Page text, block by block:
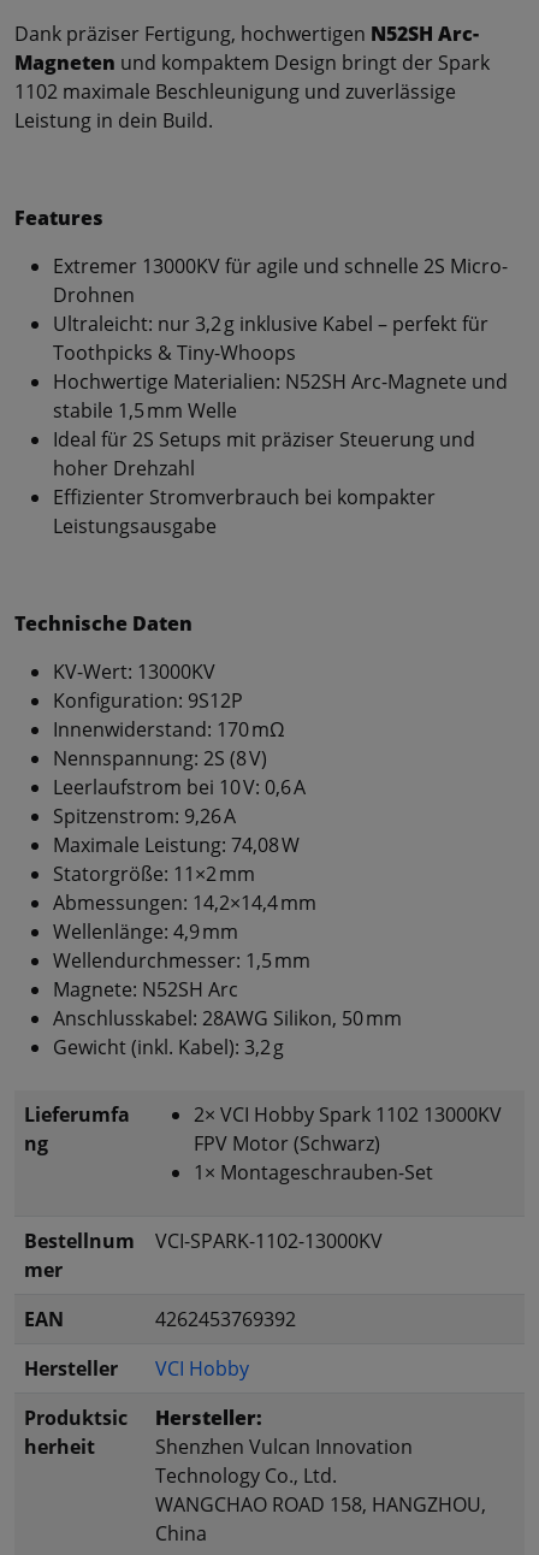
Dank präziser Fertigung, hochwertigen N52SH Arc-
Magneten und kompaktem Design bringt der Spark
1102 maximale Beschleunigung und zuverlässige
Leistung in dein Build.
Features
Extremer 13000KV für agile und schnelle 2S Micro-
Drohnen
Ultraleicht: nur 3,2 g inklusive Kabel – perfekt für
Toothpicks & Tiny-Whoops
Hochwertige Materialien: N52SH Arc-Magnete und
stabile 1,5 mm Welle
Ideal für 2S Setups mit präziser Steuerung und
hoher Drehzahl
Effizienter Stromverbrauch bei kompakter
Leistungsausgabe
Technische Daten
KV-Wert: 13000KV
Konfiguration: 9S12P
Innenwiderstand: 170 mΩ
Nennspannung: 2S (8 V)
Leerlaufstrom bei 10 V: 0,6 A
Spitzenstrom: 9,26 A
Maximale Leistung: 74,08 W
Statorgröße: 11×2 mm
Abmessungen: 14,2×14,4 mm
Wellenlänge: 4,9 mm
Wellendurchmesser: 1,5 mm
Magnete: N52SH Arc
Anschlusskabel: 28AWG Silikon, 50 mm
Gewicht (inkl. Kabel): 3,2 g
Lieferumfa
ng
2× VCI Hobby Spark 1102 13000KV
FPV Motor (Schwarz)
1× Montageschrauben-Set
Bestellnum
mer
VCI-SPARK-1102-13000KV
EAN
4262453769392
Hersteller
VCI Hobby
Produktsic
herheit
Hersteller:
Shenzhen Vulcan Innovation
Technology Co., Ltd.
WANGCHAO ROAD 158, HANGZHOU,
China